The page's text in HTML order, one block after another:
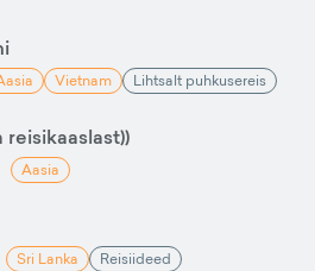
Vietnam Lihtsalt puhkusereis
Aasia
Sri Lanka Reisiideed